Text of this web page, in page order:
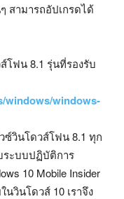
สามารถอัปเกรดได้
โฟน 8.1 รุ่นที่รองรับ
windows/windows-
วินโดวส์โฟน 8.1 ทุก
ระบบปฏิบัติการ
10 Mobile Insider
วินโดวส์ 10 เราจึง